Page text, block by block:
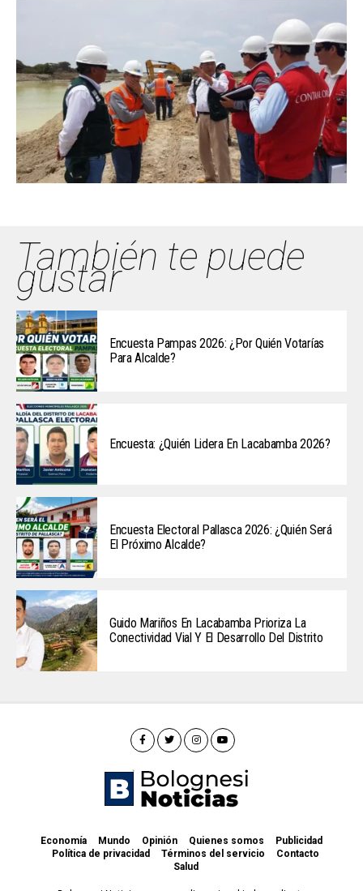
También te puede
gustar
Encuesta Pampas 2026: ¿Por Quién Votarías
Para Alcalde?
Encuesta: ¿Quién Lidera En Lacabamba 2026?
Encuesta Electoral Pallasca 2026: ¿Quién Será
El Próximo Alcalde?
Guido Mariños En Lacabamba Prioriza La
Conectividad Vial Y El Desarrollo Del Distrito
Economía Mundo Opinión Quienes somos
Publicidad
Política de privacidad
Términos del servicio
Contacto
Salud